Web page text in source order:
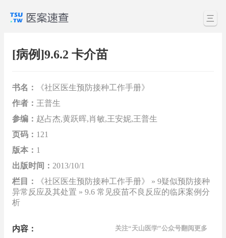
三
[病例]9.6.2 卡介苗
书名：
《社区医生预防接种工作手册》
作者： 王普生
参编： 赵占杰,黄跃晖,肖敏,王安妮,王普生
页码： 121
版本： 1
出版时间： 2013/10/1
栏目：
《社区医生预防接种工作手册》 » 9疑似预防接种
异常反应及其处置 » 9.6 常见疫苗不良反应的临床案例分
析
内容： 关注“天山医学”公众号翻阅更多